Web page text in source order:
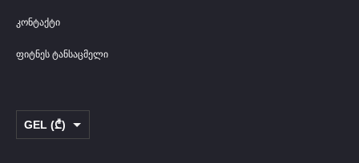
კონტაქტი
ფიტნეს ტანსაცმელი
GEL (₾)